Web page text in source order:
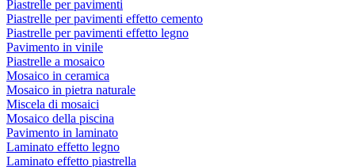
Piastrelle per pavimenti
Piastrelle per pavimenti effetto cemento
Piastrelle per pavimenti effetto legno
Pavimento in vinile
Piastrelle a mosaico
Mosaico in ceramica
Mosaico in pietra naturale
Miscela di mosaici
Mosaico della piscina
Pavimento in laminato
Laminato effetto legno
Laminato effetto piastrella